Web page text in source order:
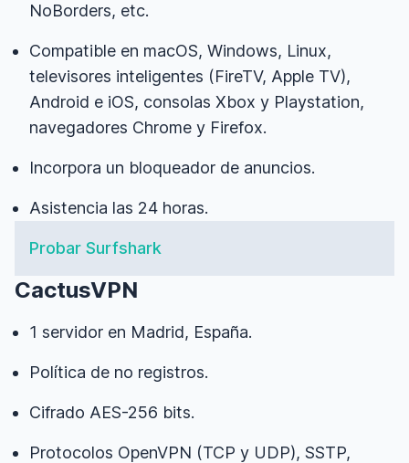
NoBorders, etc.
Compatible en macOS, Windows, Linux,
televisores inteligentes (FireTV, Apple TV),
Android e iOS, consolas Xbox y Playstation,
navegadores Chrome y Firefox.
Incorpora un bloqueador de anuncios.
Asistencia las 24 horas.
Probar Surfshark
CactusVPN
1 servidor en Madrid, España.
Política de no registros.
Cifrado AES-256 bits.
Protocolos OpenVPN (TCP y UDP), SSTP,